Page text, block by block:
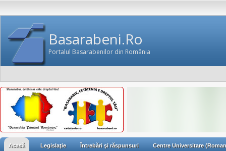
Basarabeni.Ro
Portalul Basarabenilor din România
Acasă Legislaţie Întrebări şi răspunsuri Centre Universitare